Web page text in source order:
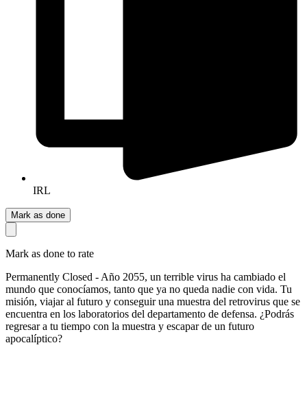
IRL
Mark as done
Mark as done to rate
Permanently Closed - Año 2055, un terrible virus ha cambiado el
mundo que conocíamos, tanto que ya no queda nadie con vida. Tu
misión, viajar al futuro y conseguir una muestra del retrovirus que se
encuentra en los laboratorios del departamento de defensa. ¿Podrás
regresar a tu tiempo con la muestra y escapar de un futuro
apocalíptico?